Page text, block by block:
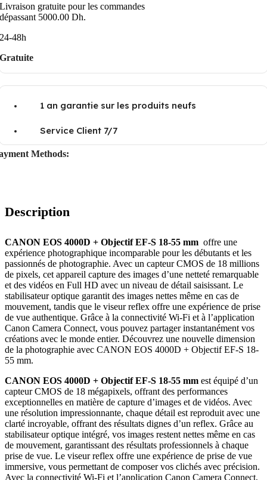
Livraison gratuite pour les commandes
dépassant 5000.00 Dh.
24-48h
Gratuite
1 an garantie sur les produits neufs
Service Client 7/7
Methods:
Description
CANON EOS 4000D + Objectif EF-S 18-55 mm offre une
expérience photographique incomparable pour les débutants et les
passionnés de photographie. Avec un capteur CMOS de 18 millions
de pixels, cet appareil capture des images d’une netteté remarquable
et des vidéos en Full HD avec un niveau de détail saisissant. Le
stabilisateur optique garantit des images nettes même en cas de
mouvement, tandis que le viseur reflex offre une expérience de prise
de vue authentique. Grâce à la connectivité Wi-Fi et à l’application
Canon Camera Connect, vous pouvez partager instantanément vos
créations avec le monde entier. Découvrez une nouvelle dimension
de la photographie avec CANON EOS 4000D + Objectif EF-S 18-
55 mm.
CANON EOS 4000D + Objectif EF-S 18-55 mm est équipé d’un
capteur CMOS de 18 mégapixels, offrant des performances
exceptionnelles en matière de capture d’images et de vidéos. Avec
une résolution impressionnante, chaque détail est reproduit avec une
clarté incroyable, offrant des résultats dignes d’un reflex. Grâce au
stabilisateur optique intégré, vos images restent nettes même en cas
de mouvement, garantissant des résultats professionnels à chaque
prise de vue. Le viseur reflex offre une expérience de prise de vue
immersive, vous permettant de composer vos clichés avec précision.
Avec la connectivité Wi-Fi et l’application Canon Camera Connect,